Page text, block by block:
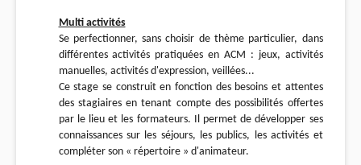
Multi activités
Se perfectionner, sans choisir de thème particulier, dans
différentes activités pratiquées en ACM : jeux, activités
manuelles, activités d'expression, veillées...
Ce stage se construit en fonction des besoins et attentes
des stagiaires en tenant compte des possibilités offertes
par le lieu et les formateurs. Il permet de développer ses
connaissances sur les séjours, les publics, les activités et
compléter son « répertoire » d'animateur.